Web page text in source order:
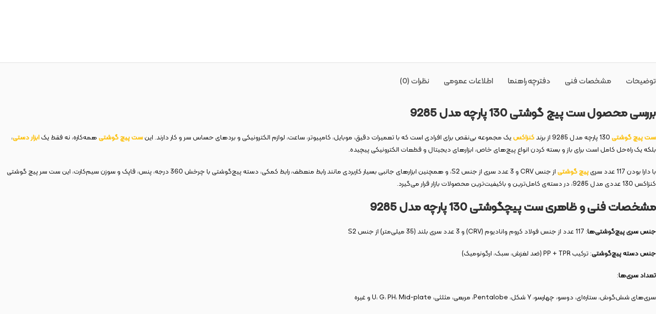
توضیحات نظرات (0) مشخصات فنی اطلاعات عمومی دفترچه راهنما
بررسی محصول ست پیچ گوشتی 130 پارچه مدل 9285
ست پیچ گوشتی کنزاکسیک مجموعه بی‌نقص برای افرادی است که با تعمیرات دقیق، موبایل، کامپیوتر، ساعت، لوازم الکترونیکی و بردهای حساس سر و کار دارند. اینست پیچ گوشتیهمه‌کاره، نه فقط یکابزار دستی،
بلکه یک راه‌حل کامل است برای باز و بسته کردن انواع پیچ‌های خاص، ابزارهای دیجیتال و قطعات الکترونیکی پیچیده.
با دارا بودن 117 عدد سری پیچ گوشتی
از جنس CRV و 3 عدد سری از جنس S2، و همچنین ابزارهای جانبی بسیار کاربردی مانند رابط منعطف، رابط کمکی، دسته پیچ‌گوشتی با چرخش 360 درجه، پنس، قاپک و سوزن سیم‌کارت، این ست سر پیچ گوشتی
کنزاکس 130 عددی مدل 9285، در دسته‌ی کامل‌ترین و باکیفیت‌ترین محصولات بازار قرار می‌گیرد.
مشخصات فنی و ظاهری ست پیچگوشتی 130 پارچه مدل 9285
جنس سری پیچ‌گوشتی‌ها: 117 عدد از جنس فولاد کروم وانادیوم (CRV) و 3 عدد سری بلند (35 میلی‌متر) از جنس S2
جنس دسته پیچ‌گوشتی: ترکیب PP + TPR (ضد لغزش، سبک، ارگونومیک)
تعداد سری‌ها:
سری‌های شش‌گوش، ستاره‌ای، دوسو، چهارسو، Y شکل، Pentalobe، مربعی، مثلثی، U، G، PH، Mid-plate و غیره